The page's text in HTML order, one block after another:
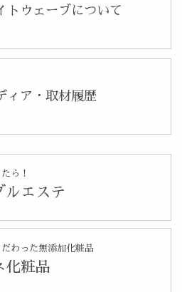
トウェーブについて
ィア・取材履歴
ら！
ルエステ
わった無添加化粧品
化粧品